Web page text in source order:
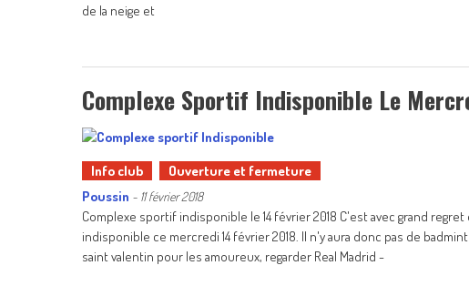
de la neige et
Complexe Sportif Indisponible Le
Info club
Ouverture et fermeture
Poussin - 11 février 2018
Complexe sportif indisponible le 14 février 2018 C'est avec grand
indisponible ce mercredi 14 février 2018. Il n'y aura donc pas de
saint valentin pour les amoureux, regarder Real Madrid -